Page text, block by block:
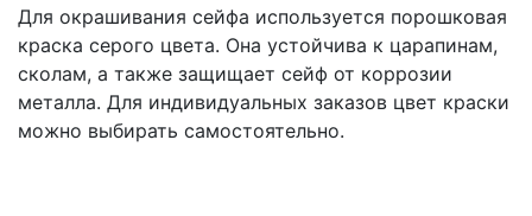
Для окрашивания сейфа используется порошковая
краска серого цвета. Она устойчива к царапинам,
сколам, а также защищает сейф от коррозии
металла. Для индивидуальных заказов цвет краски
можно выбирать самостоятельно.